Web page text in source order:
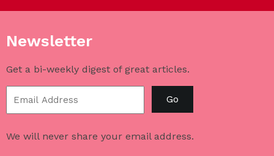
Newsletter
Get a bi-weekly digest of great articles.
Go
We will never share your email address.